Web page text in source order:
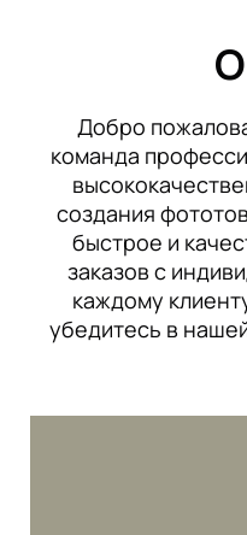
Добро
команда
создания
быстрое и
заказов с
каждому
убедитесь в